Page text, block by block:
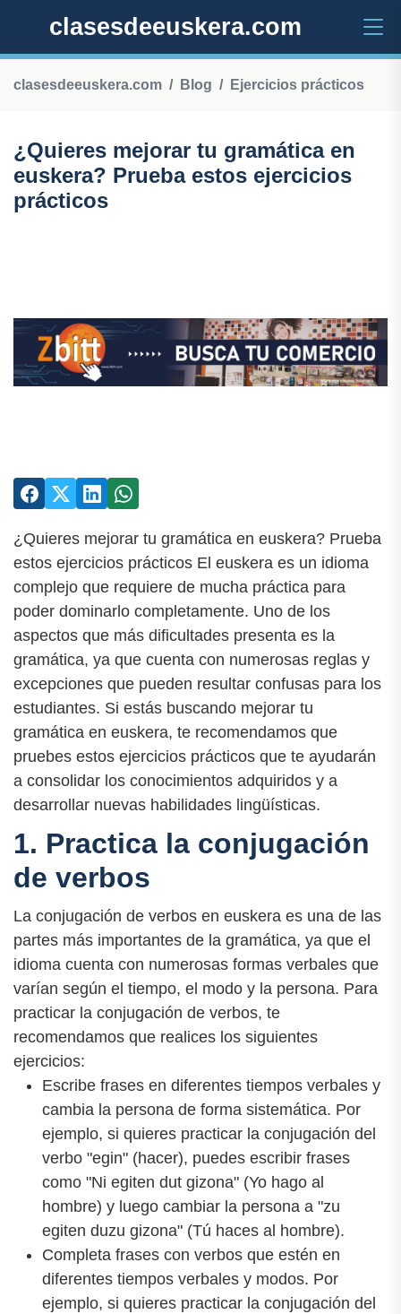
clasesdeeuskera.com
clasesdeeuskera.com Blog Ejercicios prácticos
¿Quieres mejorar tu gramática en
euskera? Prueba estos ejercicios
prácticos
¿Quieres mejorar tu gramática en euskera? Prueba
estos ejercicios prácticos El euskera es un idioma
complejo que requiere de mucha práctica para
poder dominarlo completamente. Uno de los
aspectos que más dificultades presenta es la
gramática, ya que cuenta con numerosas reglas y
excepciones que pueden resultar confusas para los
estudiantes. Si estás buscando mejorar tu
gramática en euskera, te recomendamos que
pruebes estos ejercicios prácticos que te ayudarán
a consolidar los conocimientos adquiridos y a
desarrollar nuevas habilidades lingüísticas.
1. Practica la conjugación
de verbos
La conjugación de verbos en euskera es una de las
partes más importantes de la gramática, ya que el
idioma cuenta con numerosas formas verbales que
varían según el tiempo, el modo y la persona. Para
practicar la conjugación de verbos, te
recomendamos que realices los siguientes
ejercicios:
Escribe frases en diferentes tiempos verbales y
cambia la persona de forma sistemática. Por
ejemplo, si quieres practicar la conjugación del
verbo "egin" (hacer), puedes escribir frases
como "Ni egiten dut gizona" (Yo hago al
hombre) y luego cambiar la persona a "zu
egiten duzu gizona" (Tú haces al hombre).
Completa frases con verbos que estén en
diferentes tiempos verbales y modos. Por
ejemplo, si quieres practicar la conjugación del